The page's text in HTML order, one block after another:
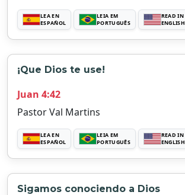
LEA EN
ESPAÑOL
LEIA EM
PORTUGUÊS
READ IN
ENGLISH
¡Que Dios te use!
Juan 4:42
Pastor Val Martins
LEA EN
ESPAÑOL
LEIA EM
PORTUGUÊS
READ IN
ENGLISH
Sigamos conociendo a Dios